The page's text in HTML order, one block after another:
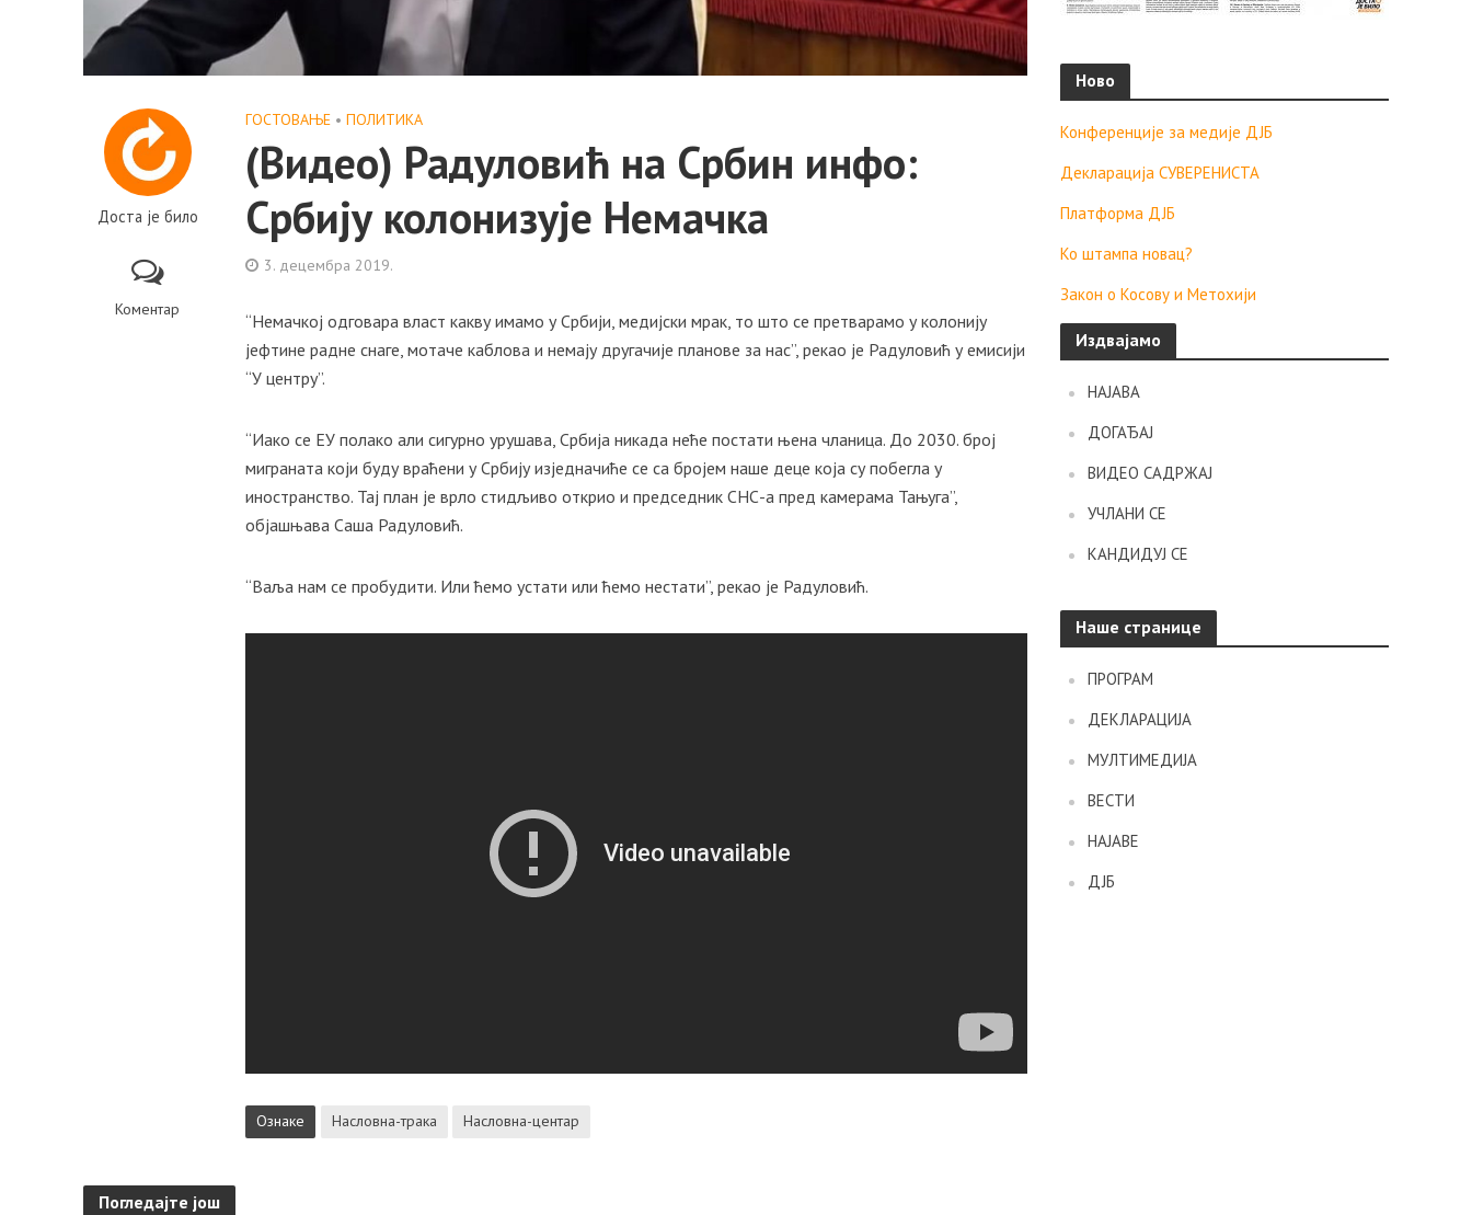
Доста је било
Коментар
ГОСТОВАЊЕ • ПОЛИТИКА
(Видео) Радуловић на Србин инфо:
Србију колонизује Немачка
3. децембра 2019.
“Немачкој одговара власт какву имамо у Србији, медијски мрак, то што се претварамо у колонију
јефтине радне снаге, мотаче каблова и немају другачије планове за нас”, рекао је Радуловић у емисији
“У центру”.
“Иако се ЕУ полако али сигурно урушава, Србија никада неће постати њена чланица. До 2030. број
миграната који буду враћени у Србију изједначиће се са бројем наше деце која су побегла у
иностранство. Тај план је врло стидљиво открио и председник СНС-а пред камерама Тањуга”,
објашњава Саша Радуловић.
“Ваља нам се пробудити. Или ћемо устати или ћемо нестати”, рекао је Радуловић.
Ознаке Насловна-трака Насловна-центар
Погледајте још
Ново
Конференције за медије ДЈБ
Декларација СУВЕРЕНИСТА
Платформа ДЈБ
Ко штампа новац?
Закон о Косову и Метохији
Издвајамо
НАЈАВА
ДОГАЂАЈ
ВИДЕО САДРЖАЈ
УЧЛАНИ СЕ
КАНДИДУЈ СЕ
Наше странице
ПРОГРАМ
ДЕКЛАРАЦИЈА
МУЛТИМЕДИЈА
ВЕСТИ
НАЈАВЕ
ДЈБ